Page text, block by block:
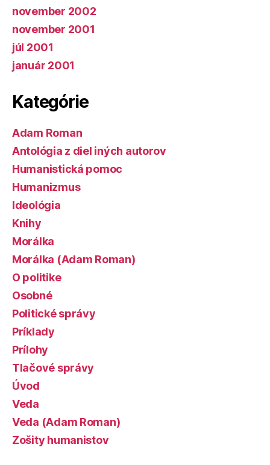
november 2002
november 2001
júl 2001
január 2001
Kategórie
Adam Roman
Antológia z diel iných autorov
Humanistická pomoc
Humanizmus
Ideológia
Knihy
Morálka
Morálka (Adam Roman)
O politike
Osobné
Politické správy
Príklady
Prílohy
Tlačové správy
Úvod
Veda
Veda (Adam Roman)
Zošity humanistov